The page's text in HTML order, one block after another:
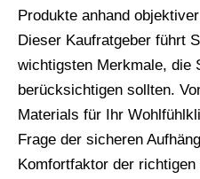
Produkte anhand
Dieser Kaufratgeber führt
wichtigsten Merkmale, die
berücksichtigen sollten.
Materials für Ihr
Frage der sicheren
Komfortfaktor der